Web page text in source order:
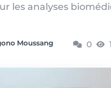
les analyses
Moussang
0